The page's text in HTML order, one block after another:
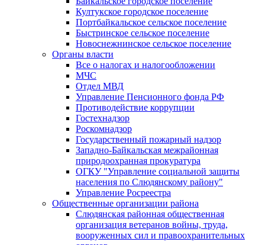
Култукское городское поселение
Портбайкальское сельское поселение
Быстринское сельское поселение
Новоснежнинское сельское поселение
Органы власти
Все о налогах и налогообложении
МЧС
Отдел МВД
Управление Пенсионного фонда РФ
Противодействие коррупции
Гостехнадзор
Роскомнадзор
Государственный пожарный надзор
Западно-Байкальская межрайонная
природоохранная прокуратура
ОГКУ "Управление социальной защиты
населения по Слюдянскому району"
Управление Росреестра
Общественные организации района
Слюдянская районная общественная
организация ветеранов войны, труда,
вооруженных сил и правоохранительных